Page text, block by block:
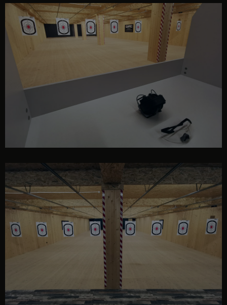
interior poligon GUNPRO
interior poligon GUNPRO